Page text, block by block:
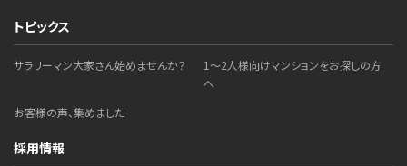
トピックス
サラリーマン大家さん始めませんか？
1～2人様向けマンションをお探しの方
へ
お客様の声、集めました
採用情報